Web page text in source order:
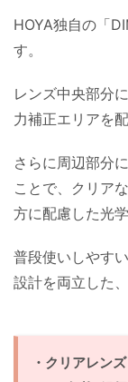
HOYA独自の「
す。
レンズ中央部分
力補正エリアを配
さらに周辺部分
ことで、クリア
方に配慮した光
普段使いしやす
設計を両立した
・クリアレンズ